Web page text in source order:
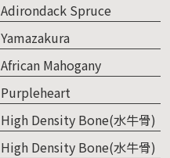
Adirondack Spruce
Yamazakura
African Mahogany
Purpleheart
High Density Bone(水牛骨)
High Density Bone(水牛骨)